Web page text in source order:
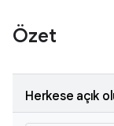
Özet
Herkese açık